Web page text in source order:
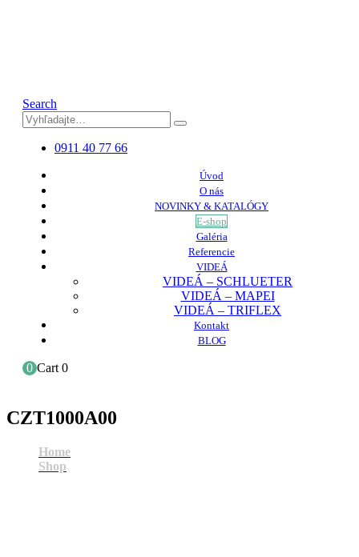
Search
0911 40 77 66
Úvod
O nás
NOVINKY & KATALÓGY
E-shop
Galéria
Referencie
VIDEÁ
VIDEÁ – SCHLUETER
VIDEÁ – MAPEI
VIDEÁ – TRIFLEX
Kontakt
BLOG
0 Cart 0
CZT1000A00
Home
Shop